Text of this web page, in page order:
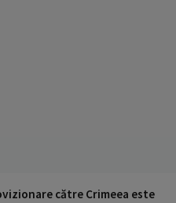
către Crimeea este